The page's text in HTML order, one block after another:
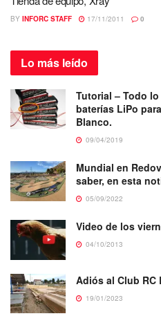
BY INFORC STAFF 17/11/2011 0
Lo más leído
Tutorial – Todo
baterías LiPo
Blanco.
09/04/2019
Mundial en
saber, en esta
05/09/2022
Video de los
04/10/2013
Adiós al Club RC
19/01/2023